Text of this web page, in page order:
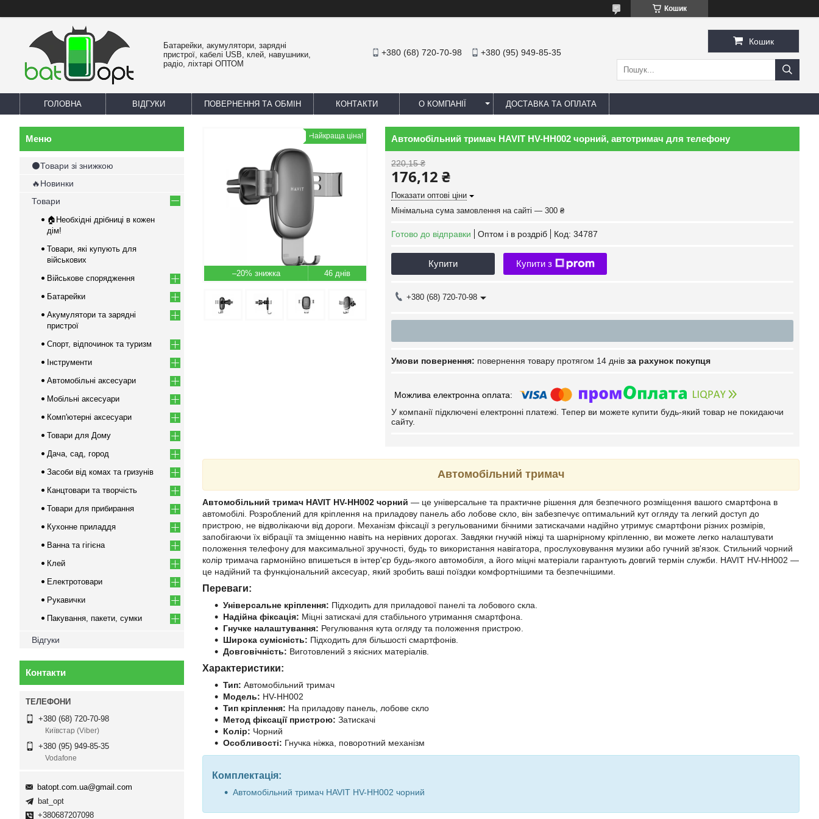
Кошик
Батарейки, акумулятори, зарядні
пристрої, кабелі USB, клей, навушники,
радіо, ліхтарі ОПТОМ
+380 (68) 720-70-98 +380 (95) 949-85-35
Кошик
ГОЛОВНА ВІДГУКИ ПОВЕРНЕННЯ ТА ОБМІН КОНТАКТИ О КОМПАНІЇ ДОСТАВКА ТА ОПЛАТА
–20% 46 днів
Найкраща ціна! Автомобільний тримач HAVIT HV-HH002 чорний, автотримач для телефону
220,15 ₴
176,12 ₴
Показати оптові ціни
Мінімальна сума замовлення на сайті — 300 ₴
Готово до відправки Оптом і в роздріб Код: 34787
Купити Купити з
+380 (68) 720-70-98
повернення товару протягом 14 днів за рахунок покупця
У компанії підключені електронні платежі. Тепер ви можете купити будь-який товар не покидаючи
сайту.
Автомобільний тримач
Автомобільний тримач HAVIT HV-HH002 чорний — це універсальне та практичне рішення для безпечного розміщення вашого смартфона в
автомобілі. Розроблений для кріплення на приладову панель або лобове скло, він забезпечує оптимальний кут огляду та легкий доступ до
пристрою, не відволікаючи від дороги. Механізм фіксації з регульованими бічними затискачами надійно утримує смартфони різних розмірів,
запобігаючи їх вібрації та зміщенню навіть на нерівних дорогах. Завдяки гнучкій ніжці та шарнірному кріпленню, ви можете легко налаштувати
положення телефону для максимальної зручності, будь то використання навігатора, прослуховування музики або гучний зв'язок. Стильний чорний
колір тримача гармонійно впишеться в інтер'єр будь-якого автомобіля, а його міцні матеріали гарантують довгий термін служби. HAVIT HV-HH002 —
це надійний та функціональний аксесуар, який зробить ваші поїздки комфортнішими та безпечнішими.
Переваги:
Універсальне кріплення: Підходить для приладової панелі та лобового скла.
Надійна фіксація: Міцні затискачі для стабільного утримання смартфона.
Гнучке налаштування: Регулювання кута огляду та положення пристрою.
Широка сумісність: Підходить для більшості смартфонів.
Довговічність: Виготовлений з якісних матеріалів.
Характеристики:
Тип: Автомобільний тримач
Модель: HV-HH002
Тип кріплення: На приладову панель, лобове скло
Метод фіксації пристрою: Затискачі
Колір: Чорний
Особливості: Гнучка ніжка, поворотний механізм
Комплектація:
Автомобільний тримач HAVIT HV-HH002 чорний
⚫Товари зі знижкою
🔥Новинки
Товари
🏠Необхідні дрібниці в кожен
дім!
Товари, які купують для
військових
Військове спорядження
Батарейки
Акумулятори та зарядні
пристрої
Спорт, відпочинок та туризм
Інструменти
Автомобільні аксесуари
Мобільні аксесуари
Комп'ютерні аксесуари
Товари для Дому
Дача, сад, город
Засоби від комах та гризунів
Канцтовари та творчість
Товари для прибирання
Кухонне приладдя
Ванна та гігієна
Клей
Електротовари
Рукавички
Пакування, пакети, сумки
Відгуки
Контакти
+380 (68) 720-70-98
Київстар (Viber)
+380 (95) 949-85-35
Vodafone
batopt.com.ua@gmail.com
bat_opt
+380687207098